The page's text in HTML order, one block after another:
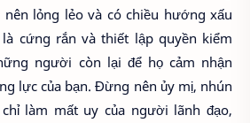
lỏng lẻo và có chiều hướng xấu
cứng rắn và thiết lập quyền kiểm
người còn lại để họ cảm nhận
lực của bạn. Đừng nên ủy mị, nhún
làm mất uy của người lãnh đạo,